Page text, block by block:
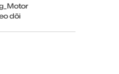
dõi